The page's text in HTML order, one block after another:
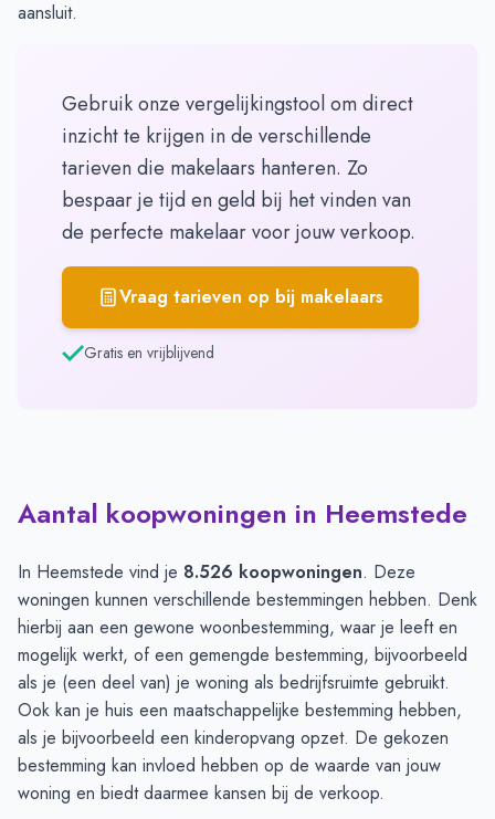
aansluit.
Gebruik onze vergelijkingstool om direct
inzicht te krijgen in de verschillende
tarieven die makelaars hanteren. Zo
bespaar je tijd en geld bij het vinden van
de perfecte makelaar voor jouw verkoop.
Vraag tarieven op bij makelaars
Gratis en vrijblijvend
Aantal koopwoningen in Heemstede
In Heemstede vind je 8.526 koopwoningen. Deze
woningen kunnen verschillende bestemmingen hebben. Denk
hierbij aan een gewone woonbestemming, waar je leeft en
mogelijk werkt, of een gemengde bestemming, bijvoorbeeld
als je (een deel van) je woning als bedrijfsruimte gebruikt.
Ook kan je huis een maatschappelijke bestemming hebben,
als je bijvoorbeeld een kinderopvang opzet. De gekozen
bestemming kan invloed hebben op de waarde van jouw
woning en biedt daarmee kansen bij de verkoop.